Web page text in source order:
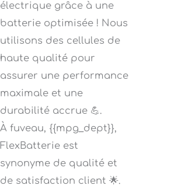
électrique grâce à une
batterie optimisée ! Nous
utilisons des cellules de
haute qualité pour
assurer une performance
maximale et une
durabilité accrue 💪.
À fuveau, {{mpg_dept}},
FlexBatterie est
synonyme de qualité et
de satisfaction client 🌟.